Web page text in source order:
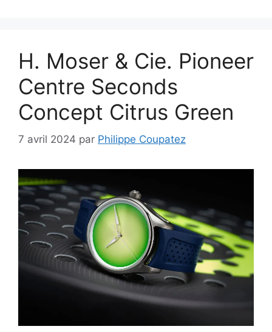
H. Moser & Cie. Pioneer
Centre Seconds
Concept Citrus Green
7 avril 2024 par Philippe Coupatez